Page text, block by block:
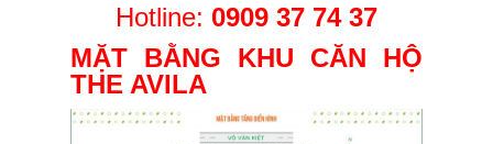
Hotline: 0909 37 74 37
MẶT BẰNG KHU CĂN HỘ
THE AVILA